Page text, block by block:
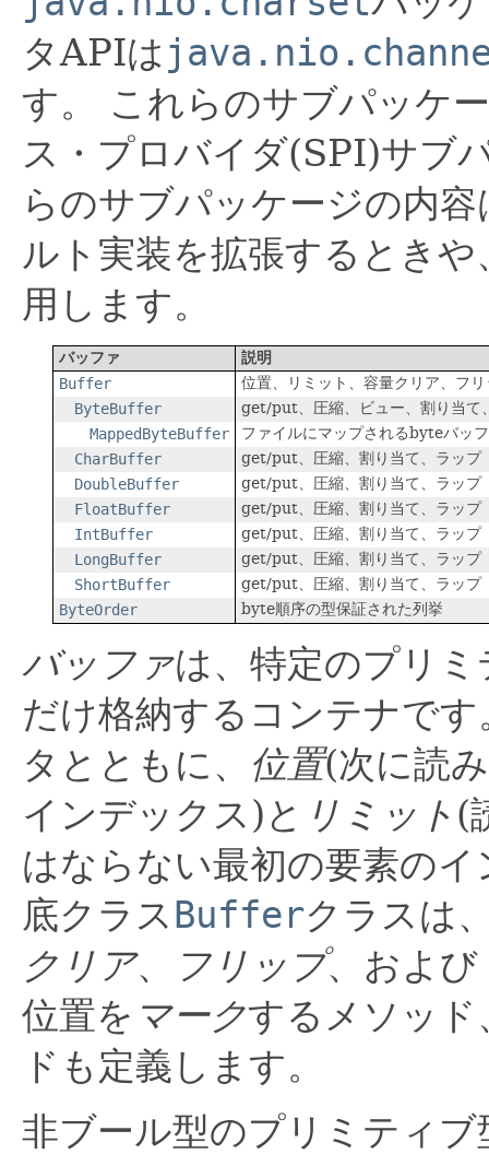
タAPIは
す。
これらのサブパッケ
ス・プロバイダ(SPI)サブ
らのサブパッケージの内
ルト実装を拡張するとき
用します。
バッファ 説明
Buffer 位置、リミット、容量クリア、フ
ByteBuffer get/put、圧縮、ビュー、割り当て
MappedByteBuffer ファイルにマップされるbyteバッ
CharBuffer get/put、圧縮、割り当て、ラップ
DoubleBuffer get/put、圧縮、割り当て、ラップ
FloatBuffer get/put、圧縮、割り当て、ラップ
IntBuffer get/put、圧縮、割り当て、ラップ
LongBuffer get/put、圧縮、割り当て、ラップ
ShortBuffer get/put、圧縮、割り当て、ラップ
ByteOrder byte順序の型保証された列挙
バッファは、特定のプリ
だけ格納するコンテナです
タとともに、 位置(次に読
インデックス)と リミット (
はならない最初の要素の
底クラスBufferクラスは
クリア、 フリップ、および
位置を マークするメソッド
ドも定義します。
非ブール型のプリミティ